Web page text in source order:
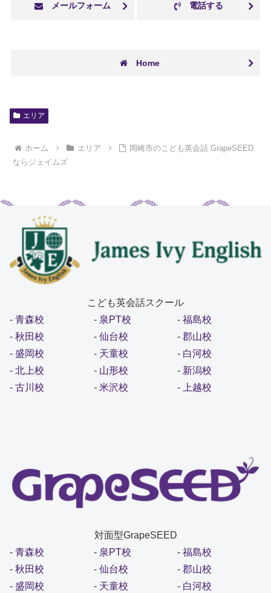
メールフォーム 電話する
Home
エリア
ホーム エリア
岡崎市のこども英会話 GrapeSEED
ならジェイムズ
こども英会話スクール
- 青森校
- 秋田校
- 盛岡校
- 北上校
- 古川校
- 泉PT校
- 仙台校
- 天童校
- 山形校
- 米沢校
-福島校
-郡山校
- 白河校
- 新潟校
-
上越校
対面型GrapeSEED
- 青森校
- 秋田校
- 盛岡校
- 泉PT校
- 仙台校
- 天童校
-福島校
-郡山校
- 白河校